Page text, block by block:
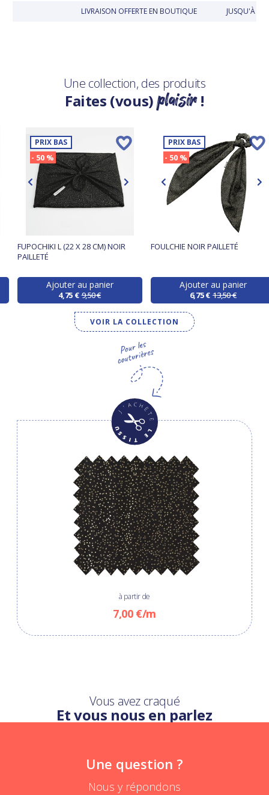
LIVRAISON OFFERTE EN BOUTIQUE JUSQU'À 30
Une collection, des produits
Faites (vous)plaisir!
PRIX BAS
- 50 %
FUPOCHIKI L (22 X 28 CM) NOIR
PAILLETÉ
Ajouter au panier
4,75 € 9,50 €
PRIX BAS
- 50 %
FOULCHIE NOIR PAILLETÉ
Ajouter au panier
6,75 € 13,50 €
VOIR LA COLLECTION
à partir de
7,00 €/m
Vous avez craqué
Et vous nous en parlez
Une question ?
Nous y répondons